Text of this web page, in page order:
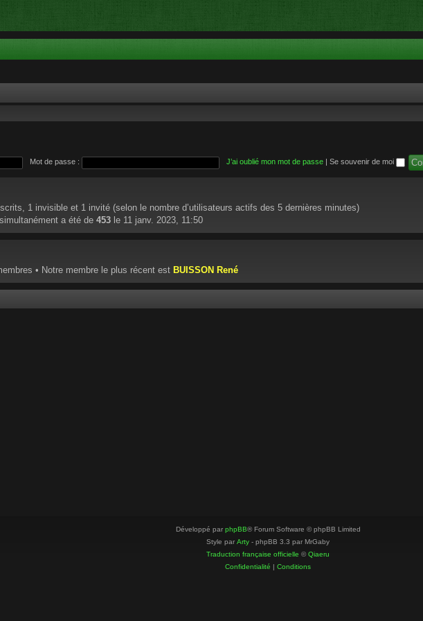
Mot de passe : J’ai oublié mon mot de passe Se souvenir de moi
1 invisible et 1 invité (selon le nombre d’utilisateurs actifs des 5 dernières minutes)
a été de 453 le 11 janv. 2023, 11:50
• Notre membre le plus récent est BUISSON René
Développé par phpBB® Forum Software © phpBB Limited
Style par Arty - phpBB 3.3 par MrGaby
Traduction française officielle ©Qiaeru
Confidentialité | Conditions